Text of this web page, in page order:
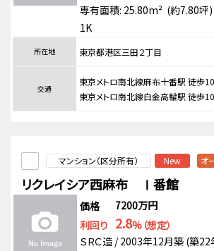
専有面積: 25.80m² (約7.80坪)
1K
所在地 東京都港区三田２丁目
交通
東京メトロ南北線麻布十番駅 徒歩
東京メトロ南北線白金高輪駅 徒歩
マンション（区分所有） New オ
リクレイシア西麻布 Ⅰ番館
価格
7200万円
利回り 2.8%（想定）
ＳＲＣ造 / 2003年12月築 (築22